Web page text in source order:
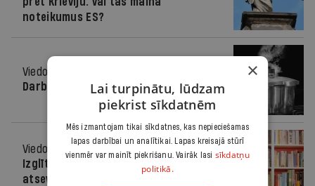
noteikumus ES?
Viedoklis
Darba tirgu liks augstspiediena katlā
Viedoklis
31.01.2025.
Izglītībā nevaram atļauties darboties
atsevišķi – darba pietiks visiem
×
Lai turpinātu, lūdzam
piekrist sīkdatnēm
Mēs izmantojam tikai sīkdatnes, kas nepieciešamas
lapas darbībai un analītikai. Lapas kreisajā stūrī
vienmēr var mainīt piekrišanu. Vairāk lasi sīkdatņu
politikā.